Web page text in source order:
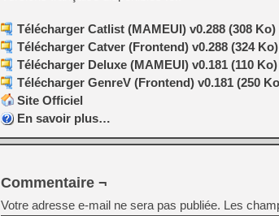
Télécharger Catlist (MAMEUI) v0.288 (308 Ko)
Télécharger Catver (Frontend) v0.288 (324 Ko)
Télécharger Deluxe (MAMEUI) v0.181 (110 Ko)
Télécharger GenreV (Frontend) v0.181 (250
Site Officiel
En savoir plus…
Commentaire ¬
Votre adresse e-mail ne sera pas publiée. Les